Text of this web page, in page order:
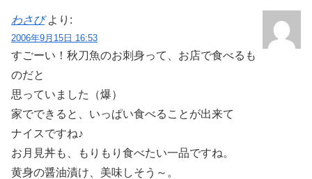
わさび より:
2006年9月15日 16:53
すごーい！秋刀魚のお刺身って、お店で食べるも
のだと
思っていました（爆）
家でできると、いっぱい食べることが出来て
ナイスですね♪
お月見丼も、もりもり食べたい一品ですね。
黄身の醤油漬け、美味しそう～。